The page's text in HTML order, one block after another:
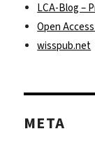
LCA-Blog –
Open
wisspub.net
META